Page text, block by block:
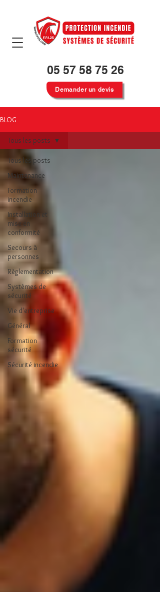
05 57 58 75 26
Demander un devis
BLOG
Tous les posts
Maintenance
Formation
incendie
Installation et
mise en
conformité
Secours à
personnes
Règlementation
Systèmes de
sécurité
Vie d'entreprise
Général
Formation
sécurité
Sécurité incendie
Tous les posts